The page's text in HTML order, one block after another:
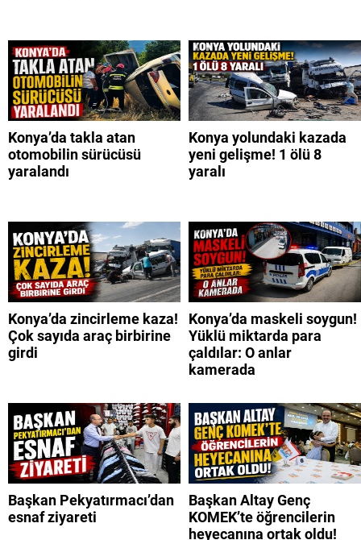
Konya’da takla atan
otomobilin sürücüsü
yaralandı
Konya yolundaki kazada
yeni gelişme! 1 ölü 8
yaralı
Konya’da zincirleme kaza!
Çok sayıda araç birbirine
girdi
Konya’da maskeli soygun!
Yüklü miktarda para
çaldılar: O anlar
kamerada
Başkan Pekyatırmacı’dan
esnaf ziyareti
Başkan Altay Genç
KOMEK’te öğrencilerin
heyecanına ortak oldu!